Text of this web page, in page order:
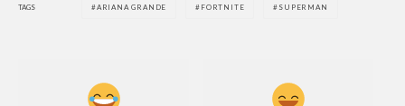
TAGS ARIANA GRANDE FORTNITE SUPERMAN